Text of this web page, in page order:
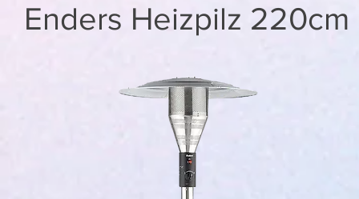
Enders Heizpilz 220cm